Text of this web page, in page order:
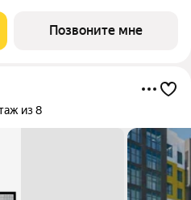
Позвоните мне
из 8